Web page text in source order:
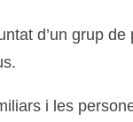
d’un grup
i les